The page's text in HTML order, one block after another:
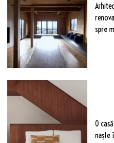
spre
O
naște